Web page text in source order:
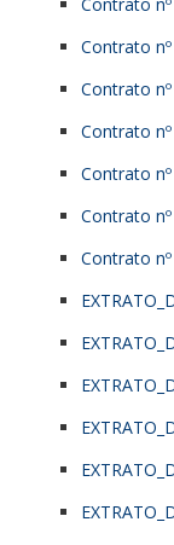
Contrato
Contrato
Contrato
Contrato
Contrato
Contrato